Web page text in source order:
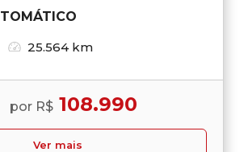
25.564 km
por R$ 108.990
Ver mais